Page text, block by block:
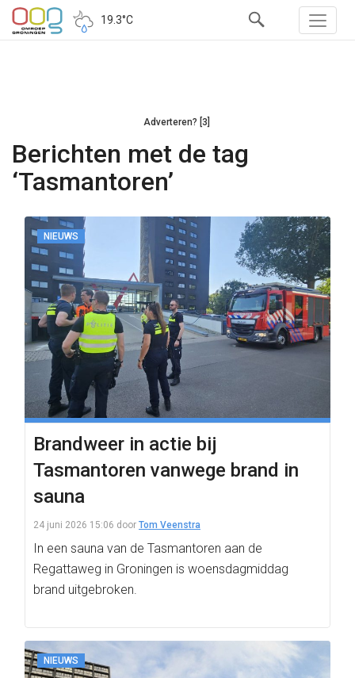
19.3°C
Adverteren? [3]
Berichten met de tag
‘Tasmantoren’
NIEUWS
Brandweer in actie bij
Tasmantoren vanwege brand in
sauna
24 juni 2026 15:06 door Tom Veenstra
In een sauna van de Tasmantoren aan de
Regattaweg in Groningen is woensdagmiddag
brand uitgebroken.
NIEUWS